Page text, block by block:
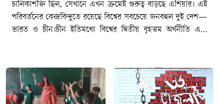
চালিকাশক্তি ছিল, সেখানে এখন ক্রমেই গুরুত্ব বাড়ছে এশিয়ার। এই
পরিবর্তনের কেন্দ্রবিন্দুতে রয়েছে বিশ্বের সবচেয়ে জনবহুল দুই দেশ—
ভারত ও চীন।চীন ইতিমধ্যে বিশ্বের দ্বিতীয় বৃহত্তম অর্থনীতি এবং
সম্প্রসারণ ও ক্রমবর্ধমান আন্তর্জাতিক প্রভাবের কারণে ভারত
ভবিষ্যতের অন্যতম গুরুত্বপূর্ণ শক্তি হিসেবে উঠে আসছে।তবে প্রশ্ন
হলো—আগামী দুই দশকে বিশ্ব রাজনীতির ক্ষমতার ভারসাম্যে ভারত